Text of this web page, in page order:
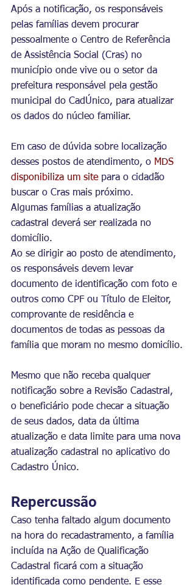
Após a notificação, os responsáveis
pelas famílias devem procurar
pessoalmente o Centro de Referência
de Assistência Social (Cras) no
município onde vive ou o setor da
prefeitura responsável pela gestão
municipal do CadÚnico, para atualizar
os dados do núcleo familiar.
Em caso de dúvida sobre localização
desses postos de atendimento, o MDS
disponibiliza um site para o cidadão
buscar o Cras mais próximo.
Algumas famílias a atualização
cadastral deverá ser realizada no
domicílio.
Ao se dirigir ao posto de atendimento,
os responsáveis devem levar
documento de identificação com foto e
outros como CPF ou Título de Eleitor,
comprovante de residência e
documentos de todas as pessoas da
família que moram no mesmo domicílio.
Mesmo que não receba qualquer
notificação sobre a Revisão Cadastral,
o beneficiário pode checar a situação
de seus dados, data da última
atualização e data limite para uma nova
atualização cadastral no aplicativo do
Cadastro Único.
Repercussão
Caso tenha faltado algum documento
na hora do recadastramento, a família
incluída na Ação de Qualificação
Cadastral ficará com a situação
identificada como pendente. E esse